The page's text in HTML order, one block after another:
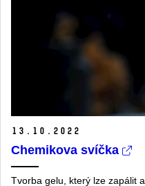
13. 10. 2022
Chemikova svíčka
Tvorba gelu, který lze zapálit